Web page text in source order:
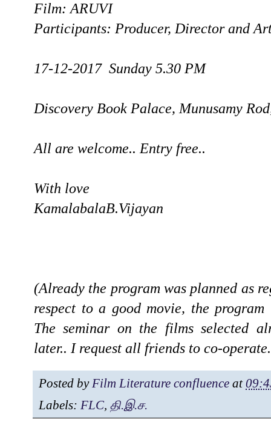
Film: ARUVI
Participants: Producer, Director and
17-12-2017 Sunday 5.30 PM
Discovery Book Palace, Munusamy
All are welcome.. Entry free..
With love
KamalabalaB.Vijayan
(Already the program was planned as
respect to a good movie, the program
The seminar on the films selected
later.. I request all friends to co-
Posted by Film Literature confluence at
Labels: FLC, தி.இ.ச.